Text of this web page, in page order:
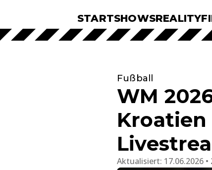
STARTSHOWSREALITY
Fußball
WM
Aktualisiert: 17.06.2026